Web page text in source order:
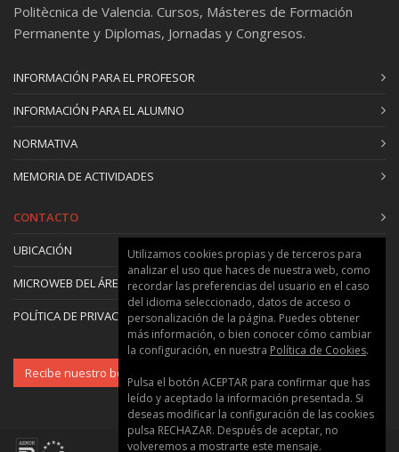
Politècnica de Valencia. Cursos, Másteres de Formación
Permanente y Diplomas, Jornadas y Congresos.
INFORMACIÓN PARA EL PROFESOR
INFORMACIÓN PARA EL ALUMNO
NORMATIVA
MEMORIA DE ACTIVIDADES
CONTACTO
UBICACIÓN
MICROWEB DEL ÁREA
POLÍTICA DE PRIVACIDAD Y COOKIES
Recibe nuestro boletín
Utilizamos cookies propias y de terceros para
analizar el uso que haces de nuestra web, como
recordar las preferencias del usuario en el caso
del idioma seleccionado, datos de acceso o
personalización de la página. Puedes obtener
más información, o bien conocer cómo cambiar
la configuración, en nuestra Política de Cookies.
Pulsa el botón ACEPTAR para confirmar que has
leído y aceptado la información presentada. Si
deseas modificar la configuración de las cookies
pulsa RECHAZAR. Después de aceptar, no
volveremos a mostrarte este mensaje.